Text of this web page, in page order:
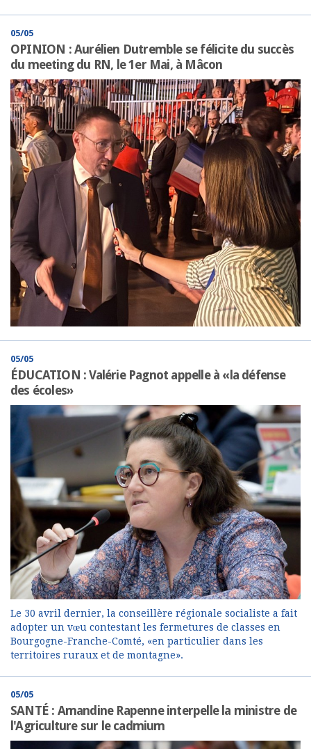
05/05
OPINION : Aurélien Dutremble se félicite du succès
du meeting du RN, le 1er Mai, à Mâcon
05/05
ÉDUCATION : Valérie Pagnot appelle à «la défense
des écoles»
Le 30 avril dernier, la conseillère régionale socialiste a fait
adopter un vœu contestant les fermetures de classes en
Bourgogne-Franche-Comté, «en particulier dans les
territoires ruraux et de montagne».
05/05
SANTÉ : Amandine Rapenne interpelle la ministre de
l'Agriculture sur le cadmium